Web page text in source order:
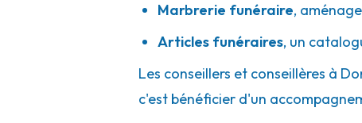
Marbrerie funéraire,
Articles funéraires, un
Les conseillers et conseillères à
c'est bénéficier d'un